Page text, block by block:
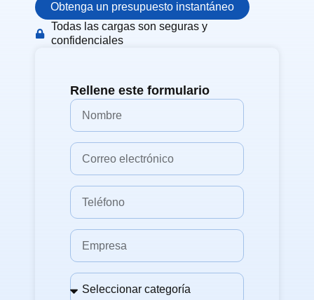
Obtenga un presupuesto instantáneo
Todas las cargas son seguras y
confidenciales
Rellene este formulario